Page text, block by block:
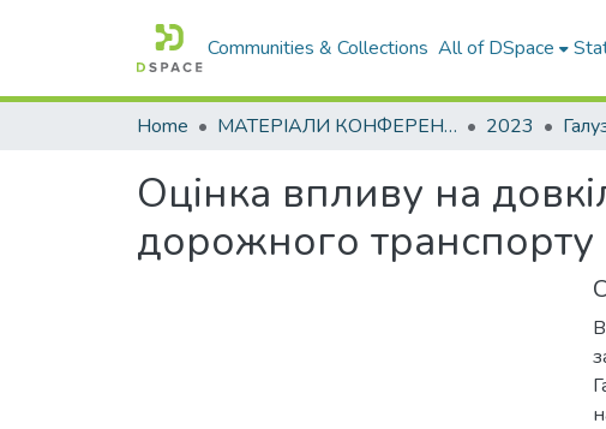
Communities & Collections All of DSpace
Home МАТЕРІАЛИ КОНФЕРЕНЦІЙ 2023
Оцінка впливу на
дорожного транспорту